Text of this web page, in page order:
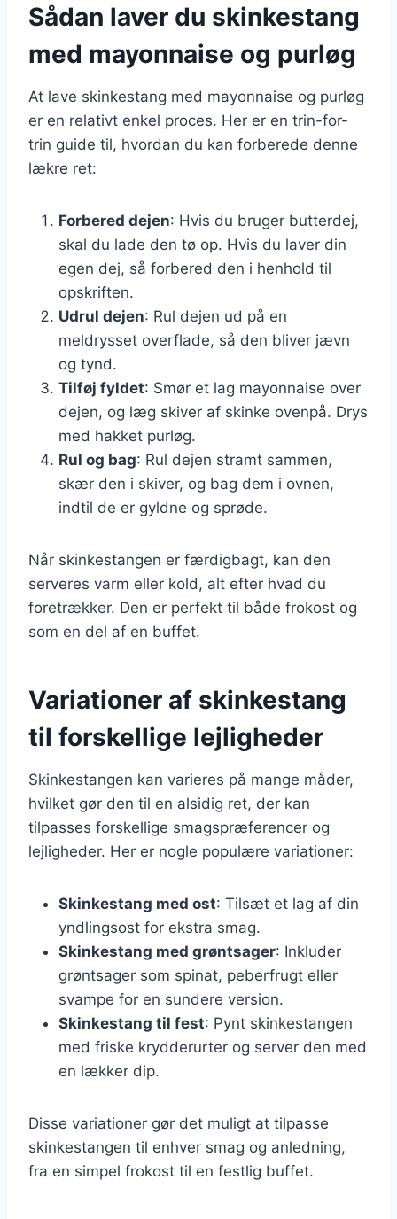
Sådan laver du skinkestang
med mayonnaise og purløg
At lave skinkestang med mayonnaise og purløg
er en relativt enkel proces. Her er en trin-for-
trin guide til, hvordan du kan forberede denne
lækre ret:
Forbered dejen: Hvis du bruger butterdej,
skal du lade den tø op. Hvis du laver din
egen dej, så forbered den i henhold til
opskriften.
Udrul dejen: Rul dejen ud på en
meldrysset overflade, så den bliver jævn
og tynd.
Tilføj fyldet: Smør et lag mayonnaise over
dejen, og læg skiver af skinke ovenpå. Drys
med hakket purløg.
Rul og bag: Rul dejen stramt sammen,
skær den i skiver, og bag dem i ovnen,
indtil de er gyldne og sprøde.
Når skinkestangen er færdigbagt, kan den
serveres varm eller kold, alt efter hvad du
foretrækker. Den er perfekt til både frokost og
som en del af en buffet.
Variationer af skinkestang
til forskellige lejligheder
Skinkestangen kan varieres på mange måder,
hvilket gør den til en alsidig ret, der kan
tilpasses forskellige smagspræferencer og
lejligheder. Her er nogle populære variationer:
Skinkestang med ost: Tilsæt et lag af din
yndlingsost for ekstra smag.
Skinkestang med grøntsager: Inkluder
grøntsager som spinat, peberfrugt eller
svampe for en sundere version.
Skinkestang til fest: Pynt skinkestangen
med friske krydderurter og server den med
en lækker dip.
Disse variationer gør det muligt at tilpasse
skinkestangen til enhver smag og anledning,
fra en simpel frokost til en festlig buffet.